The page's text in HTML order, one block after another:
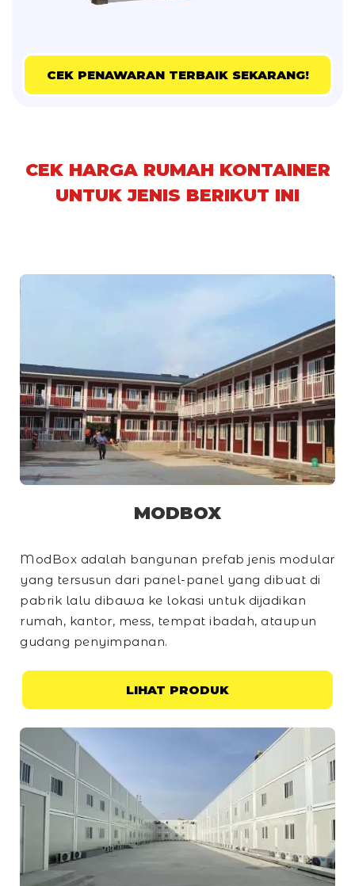
CEK PENAWARAN TERBAIK SEKARANG!
CEK HARGA RUMAH KONTAINER
UNTUK JENIS BERIKUT INI
MODBOX
ModBox adalah bangunan prefab jenis modular
yang tersusun dari panel-panel yang dibuat di
pabrik lalu dibawa ke lokasi untuk dijadikan
rumah, kantor, mess, tempat ibadah, ataupun
gudang penyimpanan.
LIHAT PRODUK